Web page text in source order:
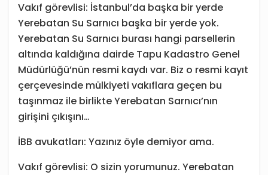
Vakıf görevlisi: İstanbul’da başka bir yerde
Yerebatan Su Sarnıcı başka bir yerde yok.
Yerebatan Su Sarnıcı burası hangi parsellerin
altında kaldığına dairde Tapu Kadastro Genel
Müdürlüğü’nün resmi kaydı var. Biz o resmi kayıt
çerçevesinde mülkiyeti vakıflara geçen bu
taşınmaz ile birlikte Yerebatan Sarnıcı’nın
girişini çıkışını…
İBB avukatları: Yazınız öyle demiyor ama.
Vakıf görevlisi: O sizin yorumunuz. Yerebatan